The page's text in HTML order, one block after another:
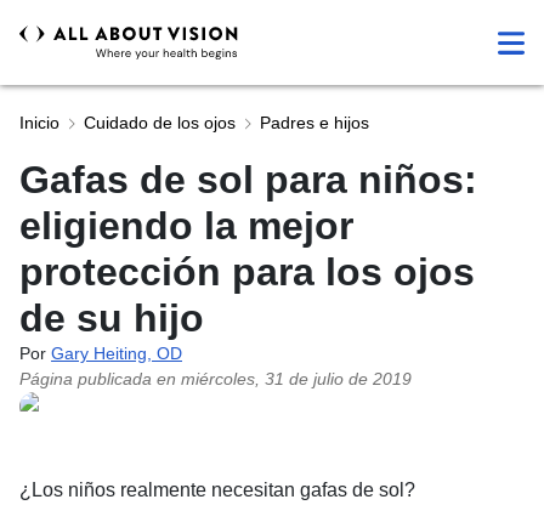
Inicio Cuidado de los ojos Padres e hijos
Gafas de sol para niños:
eligiendo la mejor
protección para los ojos
de su hijo
Por Gary Heiting, OD
Página publicada en miércoles, 31 de julio de 2019
¿Los niños realmente necesitan gafas de sol?